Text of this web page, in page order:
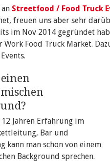
Streetfood / Food Truck
freuen uns aber sehr
im Nov 2014 gegründet
Work Food Truck Market.
Jahren Erfahrung im
Bar und
kann man schon von einem
Background sprechen.